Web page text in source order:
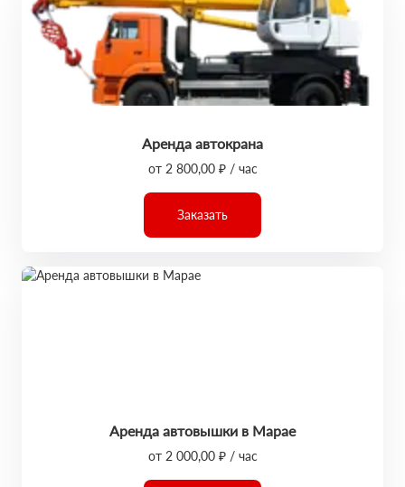
Аренда автокрана
от 2 800,00 ₽ / час
Заказать
Аренда автовышки в Марае
от 2 000,00 ₽ / час